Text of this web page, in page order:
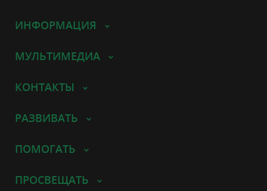
ИНФОРМАЦИЯ
МУЛЬТИМЕДИА
КОНТАКТЫ
РАЗВИВАТЬ
ПОМОГАТЬ
ПРОСВЕЩАТЬ